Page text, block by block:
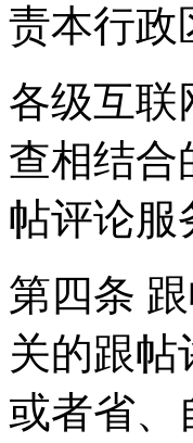
责本行政
各级互联
查相结合
帖评论服
第四条
关的跟帖
或者省、